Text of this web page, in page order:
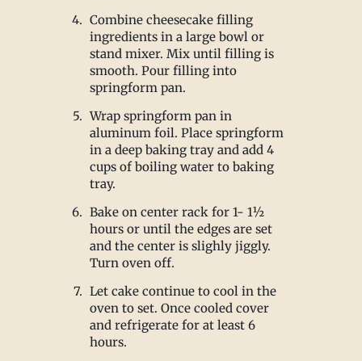
Combine cheesecake filling
ingredients in a large bowl or
stand mixer. Mix until filling is
smooth. Pour filling into
springform pan.
Wrap springform pan in
aluminum foil. Place springform
in a deep baking tray and add 4
cups of boiling water to baking
tray.
Bake on center rack for 1- 1½
hours or until the edges are set
and the center is slighly jiggly.
Turn oven off.
Let cake continue to cool in the
oven to set. Once cooled cover
and refrigerate for at least 6
hours.